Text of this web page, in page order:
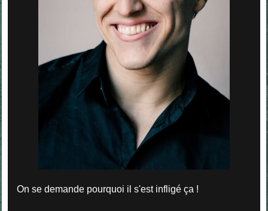
On se demande pourquoi il s'est infligé ça !